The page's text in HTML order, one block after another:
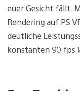
euer Gesicht fällt.
Rendering auf PS
deutliche
konstanten 90 fps